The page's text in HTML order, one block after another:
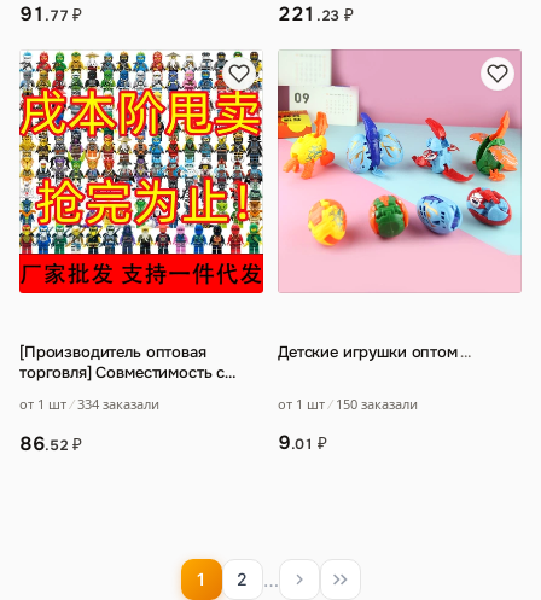
91 .77 ₽ 221 .23 ₽
[Производитель оптовая
торговля] Совместимость с
от 1 шт 334 заказали
86.52 ₽
Детские игрушки оптом…
от 1 шт 150 заказали
9.01 ₽
1 2 …